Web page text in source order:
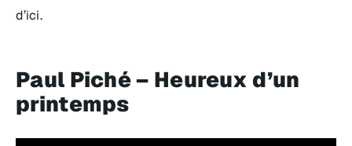
d’ici.
Paul Piché – Heureux d’un
printemps